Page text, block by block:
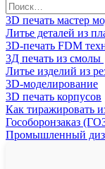
Search
for:
3D печать мастер
Литье деталей из
3D-печать FDM
3Д печать из смолы
Литье изделий из
3D-моделирование
3D печать корпусов
Как тиражировать
Гособоронзаказ
Промышленный